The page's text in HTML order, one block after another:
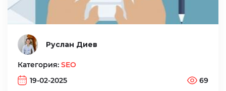
Руслан Диев
Категория: SEO
19-02-2025
69